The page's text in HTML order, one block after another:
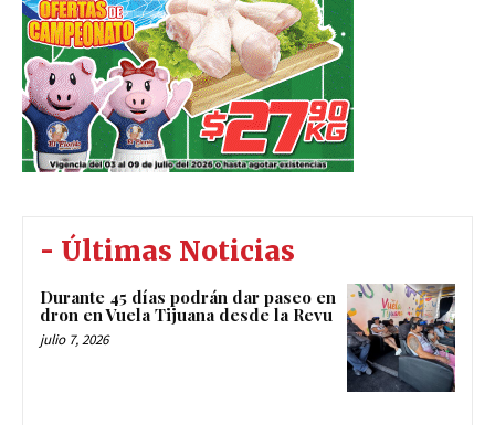
- Últimas Noticias
Durante 45 días podrán dar paseo en
dron en Vuela Tijuana desde la Revu
julio 7, 2026